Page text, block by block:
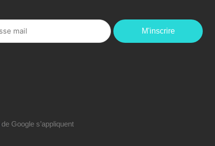
M'inscrire
de Google s’appliquent